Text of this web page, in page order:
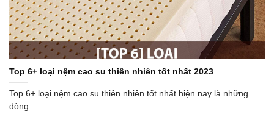
Top 6+ loại nệm cao su thiên nhiên tốt nhất 2023
Top 6+ loại nệm cao su thiên nhiên tốt nhất hiện nay là những
dòng...